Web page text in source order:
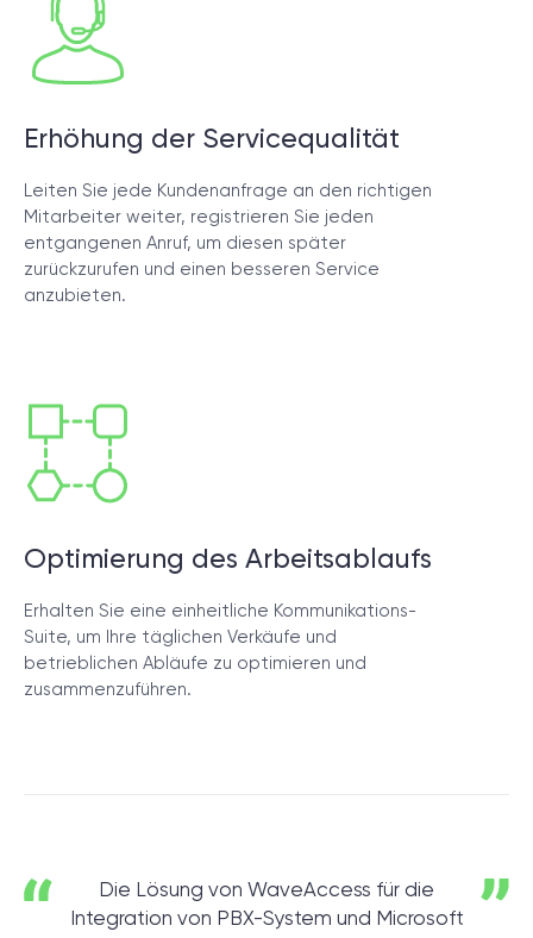
Erhöhung der Servicequalität
Leiten Sie jede Kundenanfrage an den richtigen
Mitarbeiter weiter, registrieren Sie jeden
entgangenen Anruf, um diesen später
zurückzurufen und einen besseren Service
anzubieten.
Optimierung des Arbeitsablaufs
Erhalten Sie eine einheitliche Kommunikations-
Suite, um Ihre täglichen Verkäufe und
betrieblichen Abläufe zu optimieren und
zusammenzuführen.
Die Lösung von WaveAccess für die
Integration von PBX-System und Microsoft